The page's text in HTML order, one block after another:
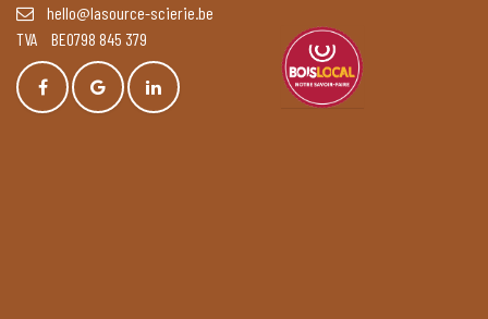
hello@lasource-scierie.be
TVA BE0798 845 379